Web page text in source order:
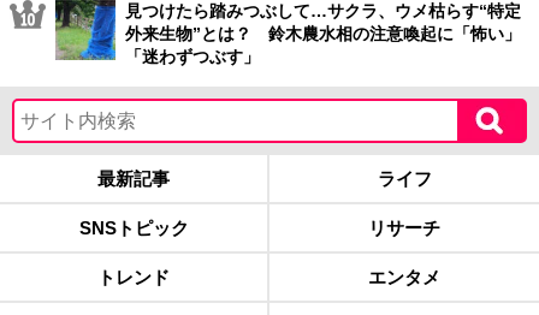
見つけたら踏みつぶして…サクラ、ウメ枯らす“特定
外来生物”とは？ 鈴木農水相の注意喚起に「怖い」
「迷わずつぶす」
最新記事 ライフ
SNSトピック リサーチ
トレンド エンタメ